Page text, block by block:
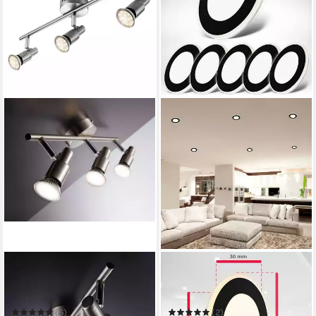
Deckenleuchte 1/2/3/4/6-
(6)
LED Einbaustrahler LED
Einbaustrahler schwarz matt
Nachtlicht - BKL1622
(2)